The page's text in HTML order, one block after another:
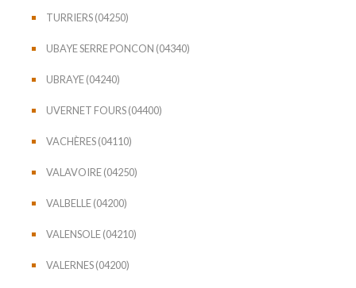
TURRIERS (04250)
UBAYE SERRE PONCON (04340)
UBRAYE (04240)
UVERNET FOURS (04400)
VACHÈRES (04110)
VALAVOIRE (04250)
VALBELLE (04200)
VALENSOLE (04210)
VALERNES (04200)